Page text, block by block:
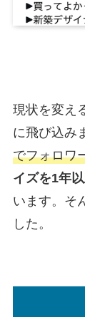
現状を変え
に飛び込み
でフォロワ
イズを1年
います。そ
した。